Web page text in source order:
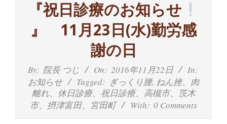
茨
木
『祝日診療のお知らせ
』 11月23日(水)勤労感
謝の日
By: 院長 つじ On: 2016年11月22日
In:
お知らせ
Tagged: ぎっくり腰, ねん挫、肉
離れ、休日診療、祝日診療、高槻市、茨木
市、摂津富田、宮田町
With: 0 Comments